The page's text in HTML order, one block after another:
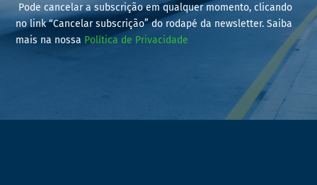
Pode cancelar a subscrição em qualquer momento, clicando
no link “Cancelar subscrição” do rodapé da newsletter. Saiba
mais na nossa Política de Privacidade